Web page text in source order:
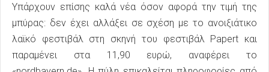
Υπάρχουν επίσης καλά νέα όσον αφορά την τιμή της
μπύρας: δεν έχει αλλάξει σε σχέση με το ανοιξιάτικο
λαϊκό φεστιβάλ στη σκηνή του φεστιβάλ Papert και
παραμένει στα 11,90 ευρώ, αναφέρει το